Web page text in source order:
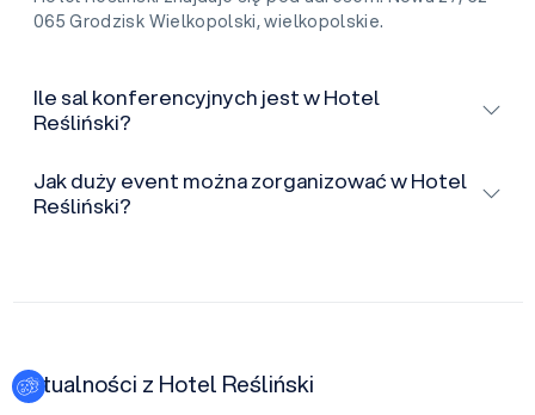
065 Grodzisk Wielkopolski, wielkopolskie.
Ile sal konferencyjnych jest w Hotel
Reśliński?
Jak duży event można zorganizować w Hotel
Reśliński?
Aktualności z Hotel Reśliński
Ustawienia plików cookies